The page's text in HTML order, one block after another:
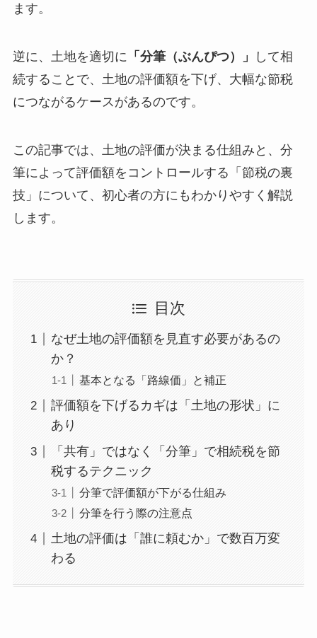
ます。
逆に、土地を適切に 「分筆（ぶんぴつ）」
して相
続することで、土地の評価額を下げ、大幅な節税
につながるケースがあるのです。
この記事では、土地の評価が決まる仕組みと、分
筆によって評価額をコントロールする「節税の裏
技」について、初心者の方にもわかりやすく解説
します。
目次
なぜ土地の評価額を見直す必要があるの
か？
基本となる「路線価」と補正
評価額を下げるカギは「土地の形状」に
あり
「共有」ではなく「分筆」で相続税を節
税するテクニック
分筆で評価額が下がる仕組み
分筆を行う際の注意点
土地の評価は「誰に頼むか」で数百万変
わる